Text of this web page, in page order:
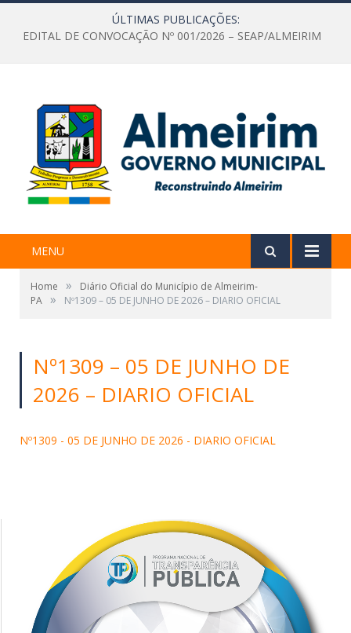
ÚLTIMAS PUBLICAÇÕES:
EDITAL DE CONVOCAÇÃO Nº 001/2026 – SEAP/ALMEIRIM
MENU
Home »
Diário Oficial do Município de Almeirim-
PA » Nº1309 – 05 DE JUNHO DE 2026 – DIARIO OFICIAL
Nº1309 – 05 DE JUNHO DE
2026 – DIARIO OFICIAL
Nº1309 - 05 DE JUNHO DE 2026 - DIARIO OFICIAL